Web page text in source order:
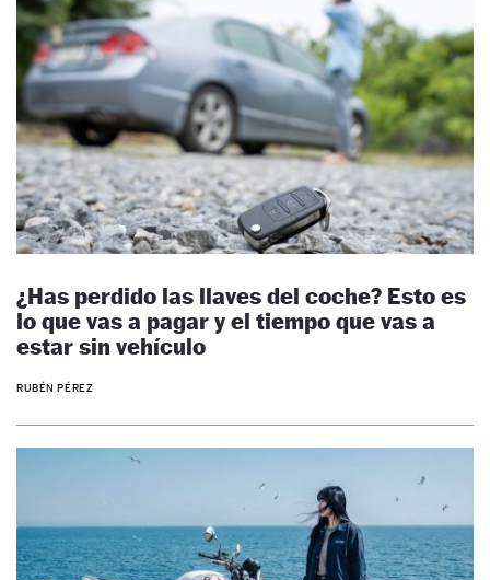
¿Has perdido las llaves del coche? Esto es
lo que vas a pagar y el tiempo que vas a
estar sin vehículo
RUBÉN PÉREZ